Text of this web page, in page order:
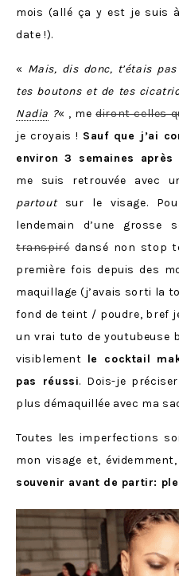
mois (allé ça y est je suis
date !).
« Mais, dis donc, t’étais
tes boutons et de tes
Nadia ?« , mediront celles
je croyais ! Sauf que j’ai
environ 3 semaines
me suis retrouvée avec
partoutsur le visage.
lendemain d’une grosse
transpirédansé non stop
première fois depuis des
maquillage (j’avais sorti la
fond de teint / poudre, bref
un vrai tuto de youtubeuse
visiblement le cocktail
pas réussi. Dois-je
plus démaquillée avec ma
Toutes les imperfections
mon visage et, évidemment,
souvenir avant de partir: